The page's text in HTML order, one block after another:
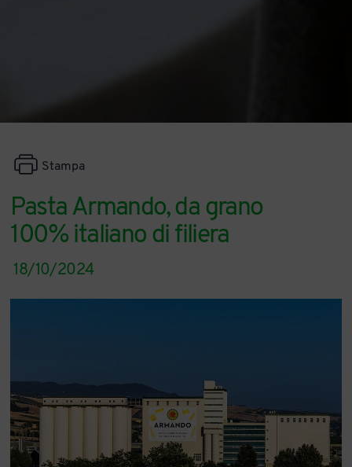
Pasta Armando, da grano
100% italiano di filiera
Stampa
18/10/2024